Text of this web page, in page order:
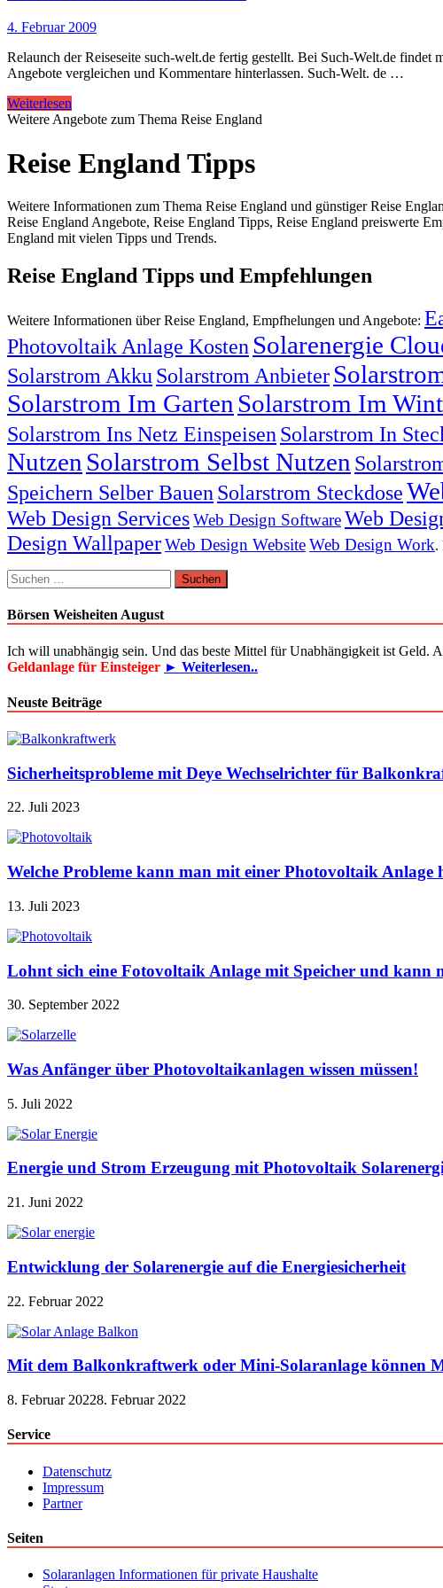
4. Februar 2009
Relaunch der Reiseseite such-welt.de fertig gestellt. Bei Such-Welt.de
Angebote vergleichen und Kommentare hinterlassen. Such-Welt. de …
Weiterlesen
Weitere Angebote zum Thema Reise England
Reise England Tipps
Weitere Informationen zum Thema Reise England und günstiger Reise
Reise England Angebote, Reise England Tipps, Reise England preiswerte
England mit vielen Tipps und Trends.
Reise England Tipps und Empfehlungen
Weitere Informationen über Reise England, Empfhelungen und Angebote:
Photovoltaik Anlage Kosten Solarenergie
Solarstrom Akku Solarstrom Anbieter
Solarstrom Im Garten Solarstrom Im
Solarstrom Ins Netz Einspeisen Solarstrom In
Nutzen Solarstrom Selbst Nutzen
Speichern Selber Bauen Solarstrom Steckdose
Web Design ServicesWeb Design SoftwareWeb
Design WallpaperWeb Design WebsiteWeb Design Work.
Suchen
nach:
Börsen Weisheiten August
Ich will unabhängig sein. Und das beste Mittel für Unabhängigkeit ist Geld.
Geldanlage für Einsteiger ► Weiterlesen..
Neuste Beiträge
Sicherheitsprobleme mit Deye Wechselrichter für
22. Juli 2023
Welche Probleme kann man mit einer Photovoltaik Anlage
13. Juli 2023
Lohnt sich eine Fotovoltaik Anlage mit Speicher und kann
30. September 2022
Was Anfänger über Photovoltaikanlagen wissen müssen!
5. Juli 2022
Energie und Strom Erzeugung mit Photovoltaik
21. Juni 2022
Entwicklung der Solarenergie auf die Energiesicherheit
22. Februar 2022
Mit dem Balkonkraftwerk oder Mini-Solaranlage können
8. Februar 20228. Februar 2022
Service
Datenschutz
Impressum
Partner
Seiten
Solaranlagen Informationen für private Haushalte